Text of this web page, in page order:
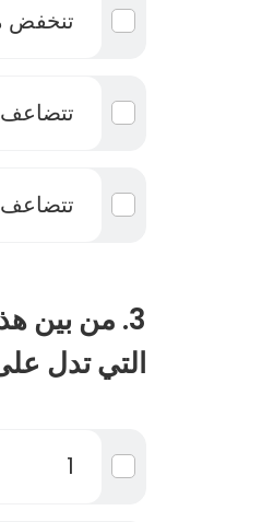
تنخفض
3. من بين
التي تدل
1